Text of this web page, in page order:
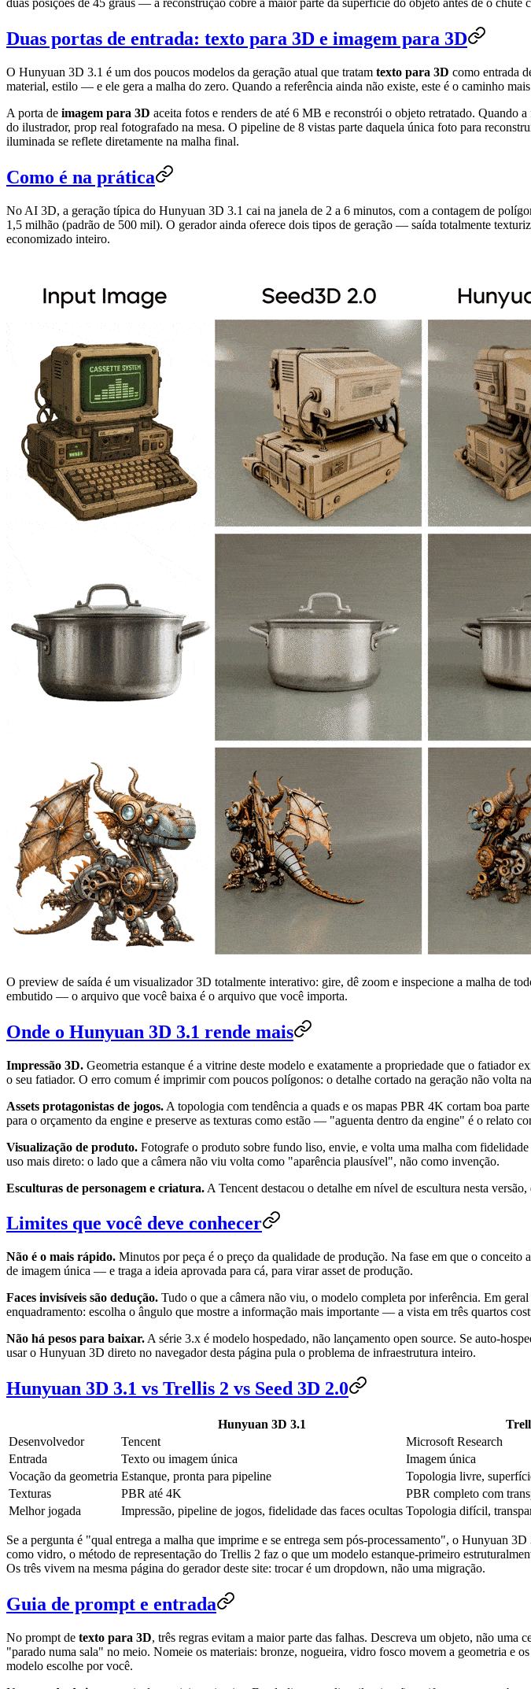
duas posições de 45 graus — a reconstrução cobre a maior parte da superfície do objeto antes de o
Duas portas de entrada: texto para 3D e imagem para 3D
O Hunyuan 3D 3.1 é um dos poucos modelos da geração atual que tratam texto para 3D como entrada
material, estilo — e ele gera a malha do zero. Quando a referência ainda não existe, este é o caminho
A porta de imagem para 3D aceita fotos e renders de até 6 MB e reconstrói o objeto retratado. Quando
do ilustrador, prop real fotografado na mesa. O pipeline de 8 vistas parte daquela única foto para
iluminada se reflete diretamente na malha final.
Como é na prática
No AI 3D, a geração típica do Hunyuan 3D 3.1 cai na janela de 2 a 6 minutos, com a contagem de
1,5 milhão (padrão de 500 mil). O gerador ainda oferece dois tipos de geração — saída totalmente
economizado inteiro.
O preview de saída é um visualizador 3D totalmente interativo: gire, dê zoom e inspecione a malha de
embutido — o arquivo que você baixa é o arquivo que você importa.
Onde o Hunyuan 3D 3.1 rende mais
Impressão 3D. Geometria estanque é a vitrine deste modelo e exatamente a propriedade que o
o seu fatiador. O erro comum é imprimir com poucos polígonos: o detalhe cortado na geração não volta
Assets protagonistas de jogos. A topologia com tendência a quads e os mapas PBR 4K cortam boa
para o orçamento da engine e preserve as texturas como estão — "aguenta dentro da engine" é o relato
Visualização de produto. Fotografe o produto sobre fundo liso, envie, e volta uma malha com
uso mais direto: o lado que a câmera não viu volta como "aparência plausível", não como invenção.
Esculturas de personagem e criatura. A Tencent destacou o detalhe em nível de escultura nesta
Limites que você deve conhecer
Não é o mais rápido. Minutos por peça é o preço da qualidade de produção. Na fase em que o
de imagem única — e traga a ideia aprovada para cá, para virar asset de produção.
Faces invisíveis são dedução. Tudo o que a câmera não viu, o modelo completa por inferência. Em
enquadramento: escolha o ângulo que mostre a informação mais importante — a vista em três quartos
Não há pesos para baixar. A série 3.x é modelo hospedado, não lançamento open source. Se auto-
usar o Hunyuan 3D direto no navegador desta página pula o problema de infraestrutura inteiro.
Hunyuan 3D 3.1 vs Trellis 2 vs Seed 3D 2.0
Hunyuan 3D 3.1
Desenvolvedor
Tencent Microsoft Research
Entrada
Texto ou imagem única Imagem única
Vocação da geometria Estanque, pronta para pipeline Topologia livre,
Texturas
PBR até 4K PBR completo com
Melhor jogada
Impressão, pipeline de jogos, fidelidade das faces ocultas Topologia difícil,
Se a pergunta é "qual entrega a malha que imprime e se entrega sem pós-processamento", o Hunyuan
como vidro, o método de representação do Trellis 2 faz o que um modelo estanque-primeiro
Os três vivem na mesma página do gerador deste site: trocar é um dropdown, não uma migração.
Guia de prompt e entrada
No prompt de texto para 3D, três regras evitam a maior parte das falhas. Descreva um objeto, não uma
"parado numa sala" no meio. Nomeie os materiais: bronze, nogueira, vidro fosco movem a geometria
modelo escolhe por você.